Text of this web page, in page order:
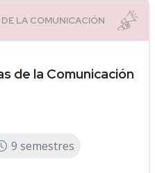
de la Comunicación
9 semestres